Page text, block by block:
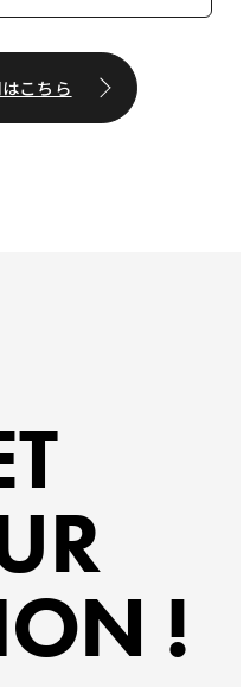
こちら
!